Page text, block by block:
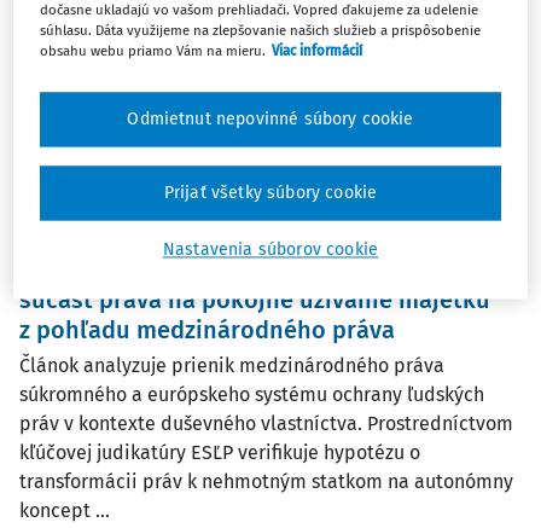
Filter
Počet vyhľadaných dokumentov:1
Zoradiť podľa:
súčasť práva na pokojné užívanie majetku
z pohľadu medzinárodného práva
Článok analyzuje prienik medzinárodného práva
súkromného a európskeho systému ochrany ľudských
práv v kontexte duševného vlastníctva. Prostredníctvom
kľúčovej judikatúry ESĽP verifikuje hypotézu o
transformácii práv k nehmotným statkom na autonómny
koncept ...
dočasne ukladajú vo vašom prehliadači. Vopred ďakujeme za udelenie
súhlasu. Dáta využijeme na zlepšovanie našich služieb a prispôsobenie
obsahu webu priamo Vám na mieru. Viac informácií
Nastavenia súborov cookie
Odmietnut nepovinné súbory cookie
Prijať všetky súbory cookie